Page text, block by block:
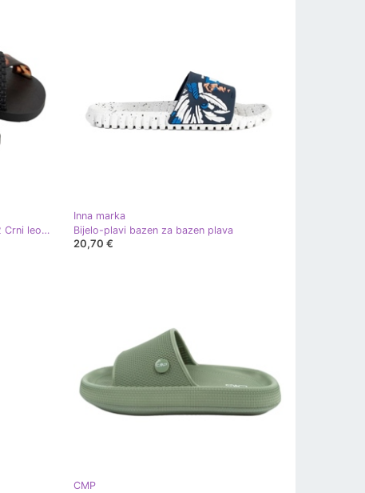
Ipanema Slide Slide 27214 BC402 Crni leopard -flip -flops crna
Inna marka
Bijelo-plavi bazen za bazen plava
20,70 €
CMP